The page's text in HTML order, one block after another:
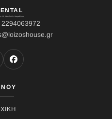
10, Κάτω Σούλι, Μαραθώνας